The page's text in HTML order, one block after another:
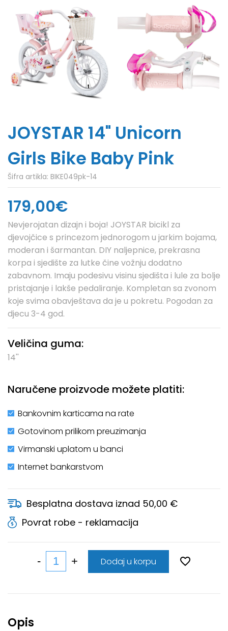
JOYSTAR 14" Unicorn
Girls Bike Baby Pink
Šifra artikla: BIKE049pk-14
179,00€
Nevjerojatan dizajn i boja! JOYSTAR bicikl za
djevojčice s princezom jednorogom u jarkim bojama,
moderan i šarmantan. DIY naljepnice, prekrasna
korpa i sjedište za lutke čine vožnju dodatno
zabavnom. Imaju podesivu visinu sjedišta i lule za bolje
pristajanje i lakše pedaliranje. Kompletan sa zvonom
koje svima obavještava da je u pokretu. Pogodan za
djecu 3-4 god.
Veličina guma:
14''
Naručene proizvode možete platiti:
Bankovnim karticama na rate
Gotovinom prilikom preuzimanja
Virmanski uplatom u banci
Internet bankarstvom
Besplatna dostava iznad 50,00 €
Povrat robe - reklamacija
Dodaj u korpu
Opis